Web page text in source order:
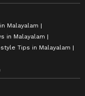
Malayalam
in Malayalam
Tips in Malayalam